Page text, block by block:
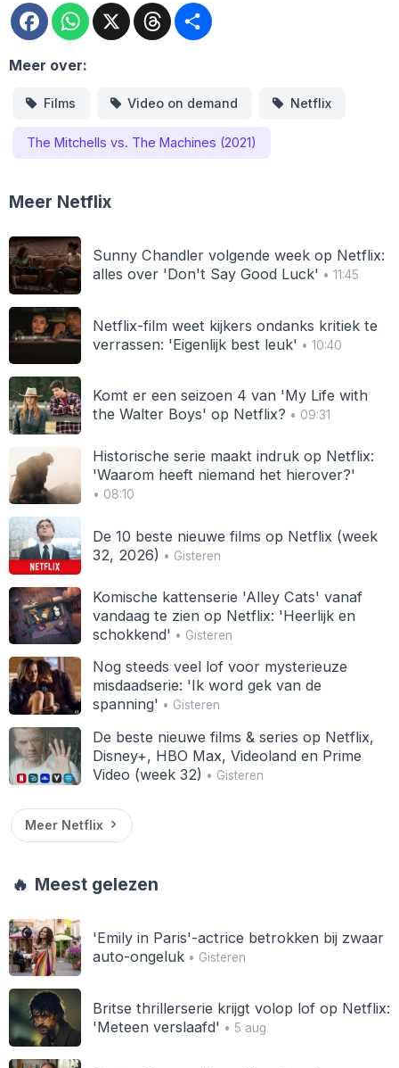
FacebookWhatsApp
X Threads
Meer over:
Films Video on demand Netflix
The Mitchells vs. The Machines (2021)
Meer Netflix
Sunny Chandler volgende week op Netflix:
alles over 'Don't Say Good Luck' • 11:45
Netflix-film weet kijkers ondanks kritiek te
verrassen: 'Eigenlijk best leuk' • 10:40
Komt er een seizoen 4 van 'My Life with
the Walter Boys' op Netflix? • 09:31
Historische serie maakt indruk op Netflix:
'Waarom heeft niemand het hierover?'
• 08:10
De 10 beste nieuwe films op Netflix (week
32, 2026) • Gisteren
Komische kattenserie 'Alley Cats' vanaf
vandaag te zien op Netflix: 'Heerlijk en
schokkend' • Gisteren
Nog steeds veel lof voor mysterieuze
misdaadserie: 'Ik word gek van de
spanning' • Gisteren
De beste nieuwe films & series op Netflix,
Disney+, HBO Max, Videoland en Prime
Video (week 32) • Gisteren
Meer Netflix
🔥 Meest gelezen
'Emily in Paris'-actrice betrokken bij zwaar
auto-ongeluk• Gisteren
Britse thrillerserie krijgt volop lof op Netflix:
'Meteen verslaafd' • 5 aug